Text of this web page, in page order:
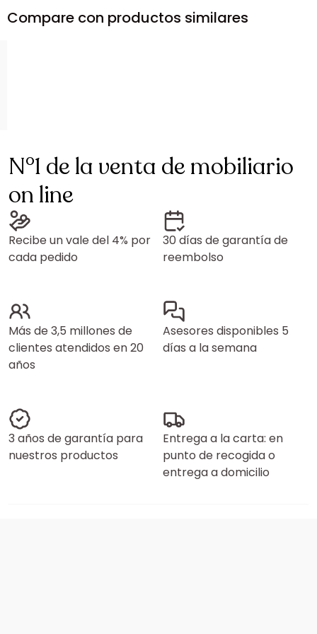
Compare con productos similares
N°1 de la venta de mobiliario
on line
Recibe un vale del 4% por
cada pedido
30 días de garantía de
reembolso
Más de 3,5 millones de
clientes atendidos en 20
años
Asesores disponibles 5
días a la semana
3 años de garantía para
nuestros productos
Entrega a la carta: en
punto de recogida o
entrega a domicilio